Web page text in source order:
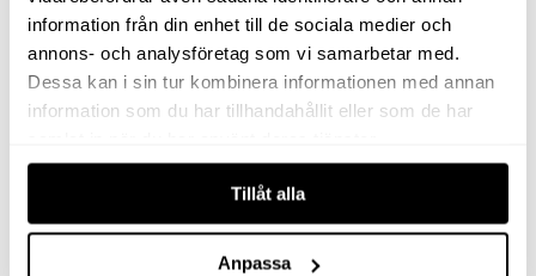
information från din enhet till de sociala medier och
annons- och analysföretag som vi samarbetar med.
Dessa kan i sin tur kombinera informationen med annan
information som du har tillhandahållit eller som de har
Tillåt alla
Anpassa
Golv- & Kombinationsmunstycke
Munstycke
Motor
Reservdelar dammsugare
Rör & handtag
Uppsamlingspåsar
Alla produkter